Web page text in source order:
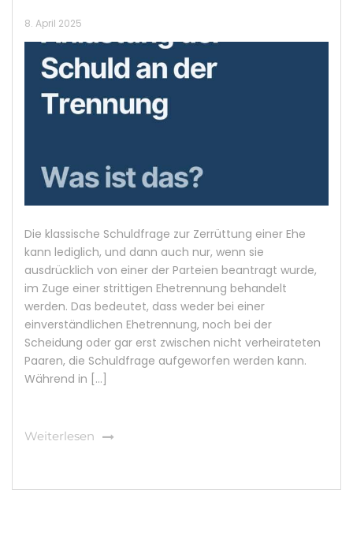
8. April 2025
Die klassische Schuldfrage zur Zerrüttung einer Ehe
kann lediglich, und dann auch nur, wenn sie
ausdrücklich von einer der Parteien beantragt wurde,
im Zuge einer strittigen Ehetrennung behandelt
werden. Das bedeutet, dass weder bei einer
einverständlichen Ehetrennung, noch bei der
Scheidung oder gar erst zwischen nicht verheirateten
Paaren, die Schuldfrage aufgeworfen werden kann.
Während in […]
Weiterlesen